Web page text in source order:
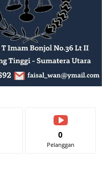
0
Pelanggan